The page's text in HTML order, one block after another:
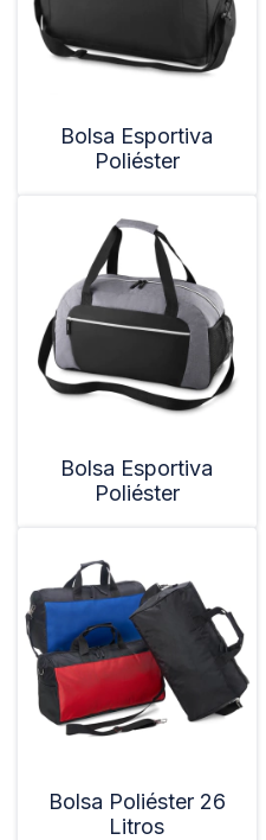
Bolsa Esportiva
Poliéster
Bolsa Esportiva
Poliéster
Bolsa Poliéster 26
Litros